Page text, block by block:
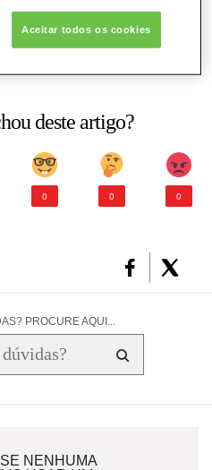
LANCÔME
vida,
deste artigo?
0 0 0
PROCURE AQUI...
NENHUMA
Aceitar todos os cookies